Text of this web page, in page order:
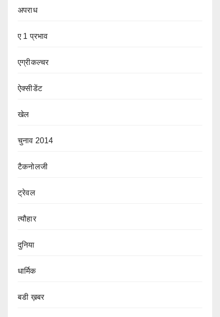
अपराध
ए 1 प्रभाव
एग्रीकल्चर
ऐक्सीडेंट
खेल
चुनाव 2014
टैकनोलजी
ट्रेवल
त्यौहार
दुनिया
धार्मिक
बडी ख़बर